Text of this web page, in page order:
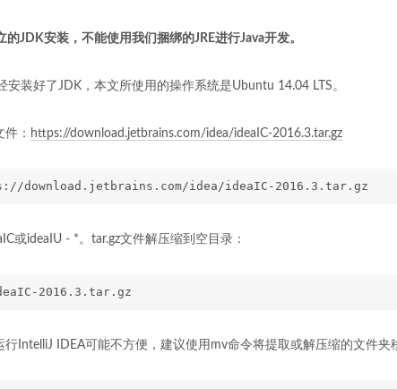
的JDK安装，不能使用我们捆绑的JRE进行Java开发。
安装好了JDK，本文所使用的操作系统是Ubuntu 14.04 LTS。
： https://download.jetbrains.com/idea/ideaIC-2016.3.tar.gz
download.jetbrains.com/idea/ideaIC-2016.3.tar.gz
或ideaIU - *。tar.gz文件解压缩到空目录：
2016.3.tar.gz
IntelliJ IDEA可能不方便，建议使用mv命令将提取或解压缩的文件夹